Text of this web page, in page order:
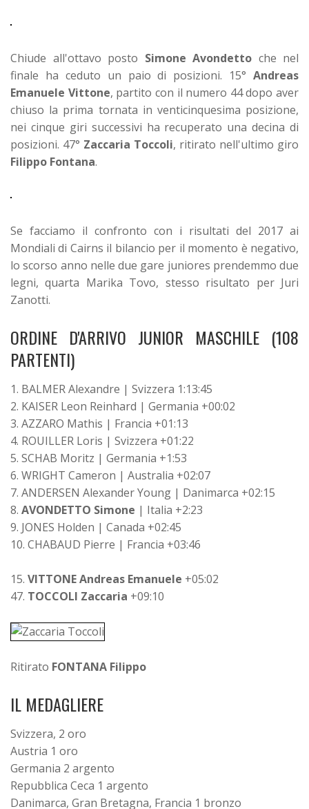
Chiude all'ottavo posto Simone Avondetto che nel
finale ha ceduto un paio di posizioni. 15° Andreas
Emanuele Vittone, partito con il numero 44 dopo aver
chiuso la prima tornata in venticinquesima posizione,
nei cinque giri successivi ha recuperato una decina di
posizioni. 47° Zaccaria Toccoli, ritirato nell'ultimo giro
Filippo Fontana.
Se facciamo il confronto con i risultati del 2017 ai
Mondiali di Cairns il bilancio per il momento è negativo,
lo scorso anno nelle due gare juniores prendemmo due
legni, quarta Marika Tovo, stesso risultato per Juri
Zanotti.
ORDINE D'ARRIVO JUNIOR MASCHILE (108
PARTENTI)
1. BALMER Alexandre | Svizzera 1:13:45
2. KAISER Leon Reinhard | Germania +00:02
3. AZZARO Mathis | Francia +01:13
4. ROUILLER Loris | Svizzera +01:22
5. SCHAB Moritz | Germania +1:53
6. WRIGHT Cameron | Australia +02:07
7. ANDERSEN Alexander Young | Danimarca +02:15
8. AVONDETTO Simone | Italia +2:23
9. JONES Holden | Canada +02:45
10. CHABAUD Pierre | Francia +03:46
15. VITTONE Andreas Emanuele +05:02
47. TOCCOLI Zaccaria +09:10
Ritirato FONTANA Filippo
IL MEDAGLIERE
Svizzera, 2 oro
Austria 1 oro
Germania 2 argento
Repubblica Ceca 1 argento
Danimarca, Gran Bretagna, Francia 1 bronzo